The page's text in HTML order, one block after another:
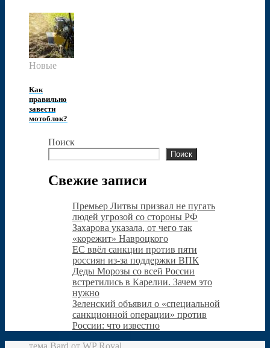
Новые
Как
правильно
завести
мотоблок?
Поиск
Поиск
Свежие записи
Премьер Литвы призвал не пугать
людей угрозой со стороны РФ
Захарова указала, от чего так
«корежит» Навроцкого
ЕС ввёл санкции против пяти
россиян из-за поддержки ВПК
Деды Морозы со всей России
встретились в Карелии. Зачем это
нужно
Зеленский объявил о «специальной
санкционной операции» против
России: что известно
тема Bard от WP Royal